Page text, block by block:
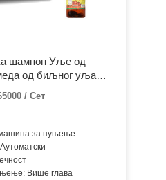
шампон Уље од
од биљног уља
боца
за паковање и
/ Сет
машина за пуњење
Више глава